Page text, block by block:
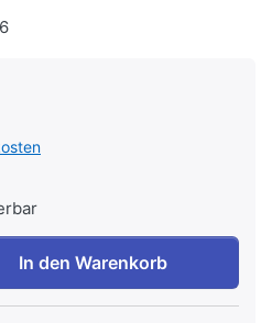
In den Warenkorb